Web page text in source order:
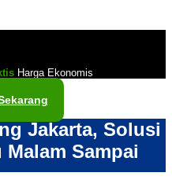
Harga Ekonomis
Jakarta, Solusi
Sampai